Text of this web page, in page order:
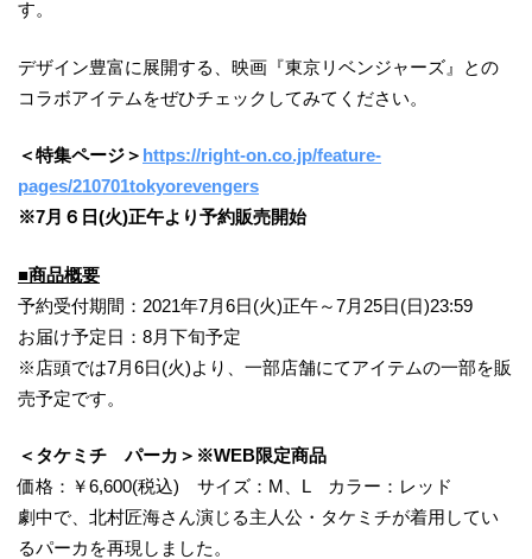
す。
デザイン豊富に展開する、映画『東京リベンジャーズ』との
コラボアイテムをぜひチェックしてみてください。
＜特集ページ＞ https://right-on.co.jp/feature-
pages/210701tokyorevengers
※7月６日(火)正午より予約販売開始
■商品概要
予約受付期間：2021年7月6日(火)正午～7月25日(日)23:59
お届け予定日：8月下旬予定
※店頭では7月6日(火)より、一部店舗にてアイテムの一部を販
売予定です。
＜タケミチ パーカ＞※WEB限定商品
価格：￥6,600(税込) サイズ：M、L カラー：レッド
劇中で、北村匠海さん演じる主人公・タケミチが着用してい
るパーカを再現しました。